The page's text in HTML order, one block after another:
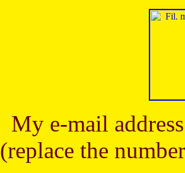
My e-mail
(replace the